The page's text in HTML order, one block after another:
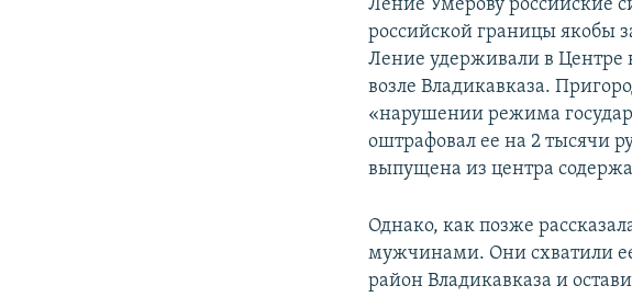
Ление Умерову российские
российской границы якобы
Ление удерживали в
возле Владикавказа.
«нарушении режима
оштрафовал ее на 2 тысячи
выпущена из центра
Однако, как позже
мужчинами. Они схватили
район Владикавказа и